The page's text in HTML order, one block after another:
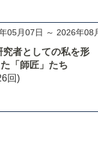
05月07日 ～ 2026年08
究者としての私を形
「師匠」たち
回)